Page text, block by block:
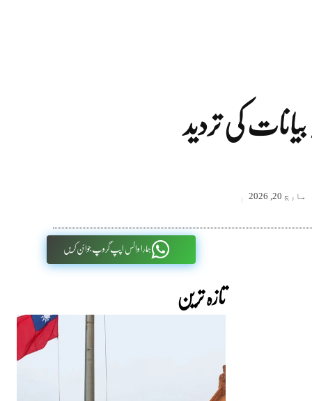
کی تردید
مارچ 20, 2026
ہمارا واٹس اپپ گروپ جوائن کریں
تازہ ترین